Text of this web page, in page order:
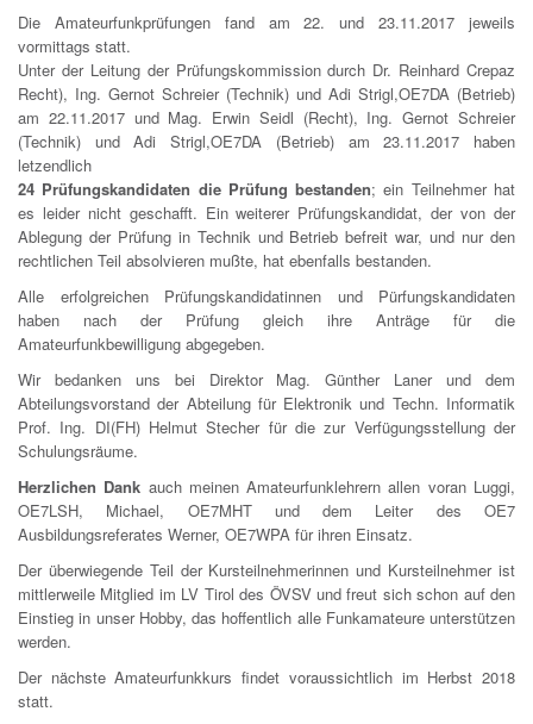
Die Amateurfunkprüfungen fand am 22. und 23.11.2017 jeweils
vormittags statt.
Unter der Leitung der Prüfungskommission durch Dr. Reinhard Crepaz
Recht), Ing. Gernot Schreier (Technik) und Adi Strigl,OE7DA (Betrieb)
am 22.11.2017 und Mag. Erwin Seidl (Recht), Ing. Gernot Schreier
(Technik) und Adi Strigl,OE7DA (Betrieb) am 23.11.2017 haben
letzendlich
24 Prüfungskandidaten die Prüfung bestanden; ein Teilnehmer hat
es leider nicht geschafft. Ein weiterer Prüfungskandidat, der von der
Ablegung der Prüfung in Technik und Betrieb befreit war, und nur den
rechtlichen Teil absolvieren mußte, hat ebenfalls bestanden.
Alle erfolgreichen Prüfungskandidatinnen und Pürfungskandidaten
haben nach der Prüfung gleich ihre Anträge für die
Amateurfunkbewilligung abgegeben.
Wir bedanken uns bei Direktor Mag. Günther Laner und dem
Abteilungsvorstand der Abteilung für Elektronik und Techn. Informatik
Prof. Ing. DI(FH) Helmut Stecher für die zur Verfügungsstellung der
Schulungsräume.
Herzlichen Dank auch meinen Amateurfunklehrern allen voran Luggi,
OE7LSH, Michael, OE7MHT und dem Leiter des OE7
Ausbildungsreferates Werner, OE7WPA für ihren Einsatz.
Der überwiegende Teil der Kursteilnehmerinnen und Kursteilnehmer ist
mittlerweile Mitglied im LV Tirol des ÖVSV und freut sich schon auf den
Einstieg in unser Hobby, das hoffentlich alle Funkamateure unterstützen
werden.
Der nächste Amateurfunkkurs findet voraussichtlich im Herbst 2018
statt.